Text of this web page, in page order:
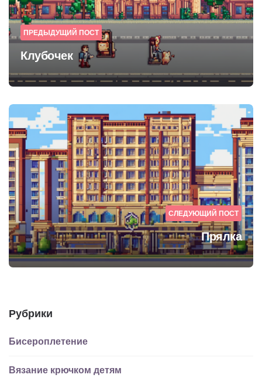
ПРЕДЫДУЩИЙ ПОСТ
Клубочек
СЛЕДУЮЩИЙ ПОСТ
Прялка
Рубрики
Бисероплетение
Вязание крючком детям